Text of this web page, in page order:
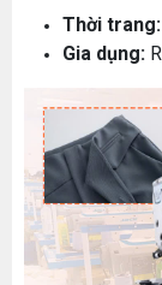
Thời trang:
Gia dụng: